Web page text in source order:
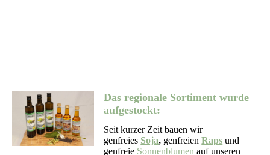
Das regionale Sortiment wurde
aufgestockt:
Seit kurzer Zeit bauen wir
genfreies Soja, genfreienRaps und
genfreie Sonnenblumen auf unseren